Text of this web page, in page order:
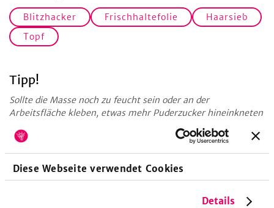
Diese Webseite verwendet Cookies
Details
Blitzhacker Frischhaltefolie
Haarsieb
Topf
Tipp!
Sollte die Masse noch zu feucht sein oder an der
Arbeitsfläche kleben, etwas mehr Puderzucker hineinkneten
und die Arbeitsfläche sowie die Hände mit Puderzucker
bestäuben.
Wissenshunger
Du möchtest mehr zum Thema Marzipan erfahren, dann